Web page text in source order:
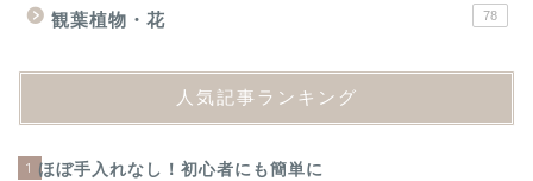
観葉植物・花 78
人気記事ランキング
1 ほぼ手入れなし！初心者にも簡単に